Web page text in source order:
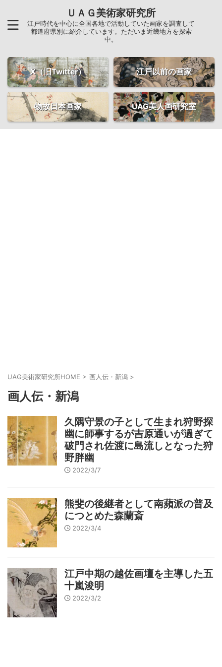
ＵＡＧ美術家研究所
江戸時代を中心に全国各地で活動していた画家を調査して
都道府県別に紹介しています。ただいま近畿地方を探索
中。
X（旧Twitter） 江戸以前の画家
物故日本画家 UAG美人画研究室
UAG美術家研究所HOME > 画人伝・新潟 >
画人伝・新潟
久隅守景の子として生まれ狩野探
幽に師事するが吉原通いが過ぎて
破門され佐渡に島流しとなった狩
野胖幽
2022/3/7
熊斐の後継者として南蘋派の普及
につとめた森蘭斎
2022/3/4
江戸中期の越佐画壇を主導した五
十嵐浚明
2022/3/2